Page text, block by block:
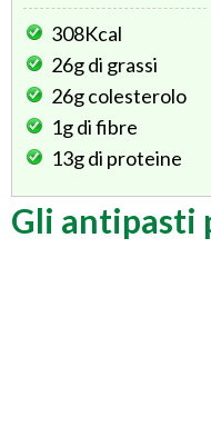
308Kcal
26gdi grassi
26gcolesterolo
1gdi fibre
13gdi proteine
Gli antipasti